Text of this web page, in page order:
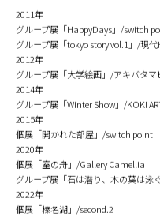
2011年
グループ展「HappyDays」/switch
グループ展「tokyo story vol.1」/現代
2012年
グループ展「大学絵画」/アキバタマ
2014年
グループ展「Winter Show」/KOKI
2015年
個展「開かれた部屋」/switch point
2020年
個展「室の舟」/Gallery Camellia
グループ展「石は潜り、木の葉は泳
2022年
個展「榛名湖」/second.2